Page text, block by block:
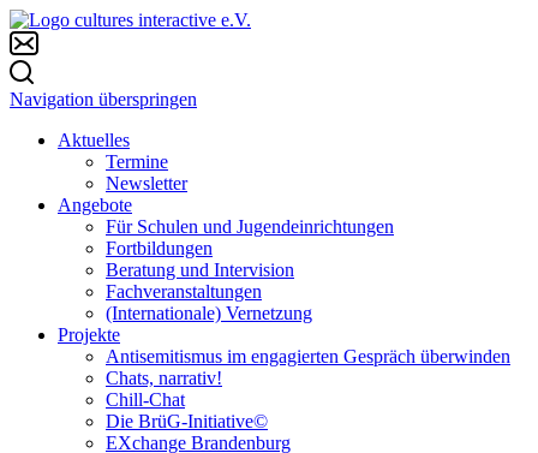
Navigation überspringen
Aktuelles
Termine
Newsletter
Angebote
Für Schulen und Jugendeinrichtungen
Fortbildungen
Beratung und Intervision
Fachveranstaltungen
(Internationale) Vernetzung
Projekte
Antisemitismus im engagierten Gespräch überwinden
Chats, narrativ!
Chill-Chat
Die BrüG-Initiative©
EXchange Brandenburg